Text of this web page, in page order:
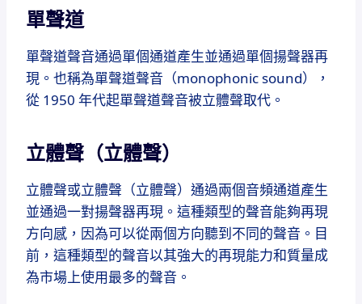
單聲道
單聲道聲音通過單個通道產生並通過單個揚聲器再
現。 也稱為單聲道聲音（monophonic sound），
從 1950 年代起單聲道聲音被立體聲取代。
立體聲（立體聲）
立體聲或立體聲（立體聲）通過兩個音頻通道產生
並通過一對揚聲器再現。 這種類型的聲音能夠再現
方向感，因為可以從兩個方向聽到不同的聲音。 目
前，這種類型的聲音以其強大的再現能力和質量成
為市場上使用最多的聲音。